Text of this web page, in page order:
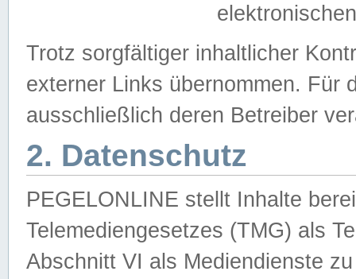
Trotz sorgfältiger inhaltlicher
externer Links übernommen. Für
ausschließlich deren Betreiber
2. Datenschutz
PEGELONLINE stellt Inhalte
Telemediengesetzes (TMG) als
Abschnitt VI als Mediendienste